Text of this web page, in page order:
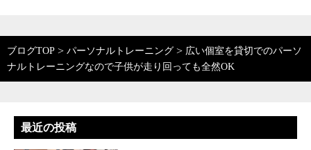
ブログTOP > パーソナルトレーニング > 広い個室を貸切でのパーソ
ナルトレーニングなので子供が走り回っても全然OK
最近の投稿